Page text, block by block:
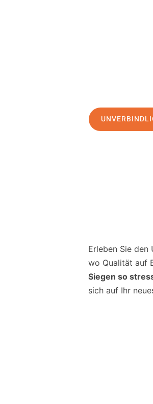
Erleben Sie den
wo Qualität auf
Siegen so
sich auf Ihr